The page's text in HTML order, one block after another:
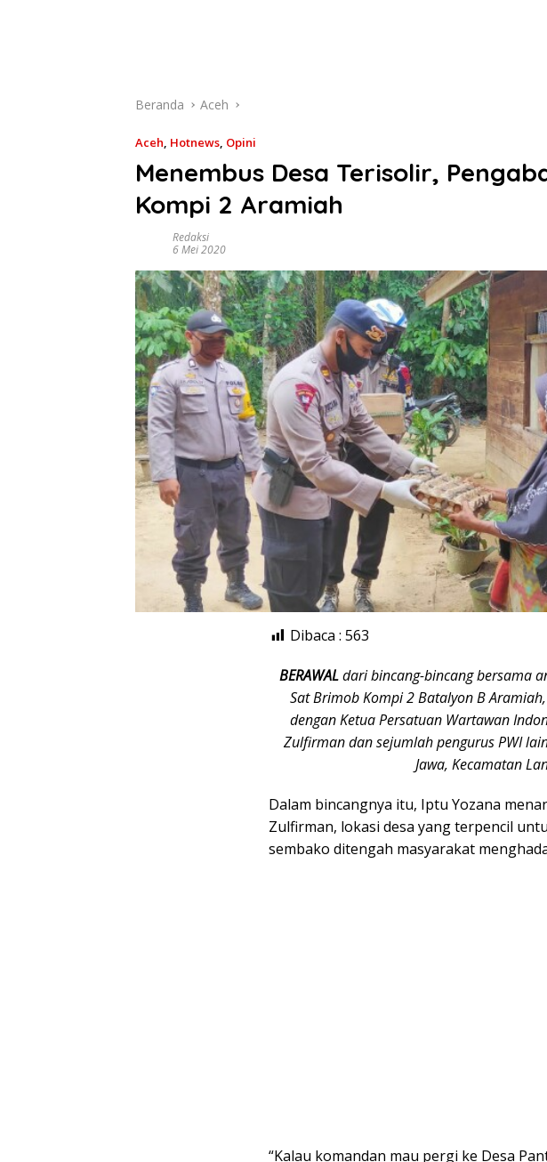
Beranda Aceh
Aceh, Hotnews, Opini
Menembus Desa Terisolir,
Kompi 2 Aramiah
Redaksi
6 Mei 2020
Dibaca : 563
BERAWALdari bincang-bincang bersama
Sat Brimob Kompi 2 Batalyon B
dengan Ketua Persatuan Wartawan
Zulfirman dan sejumlah pengurus PWI
Jawa, Kecamatan
Dalam bincangnya itu, Iptu Yozana
Zulfirman, lokasi desa yang terpencil
sembako ditengah masyarakat
“Kalau komandan mau pergi ke Desa